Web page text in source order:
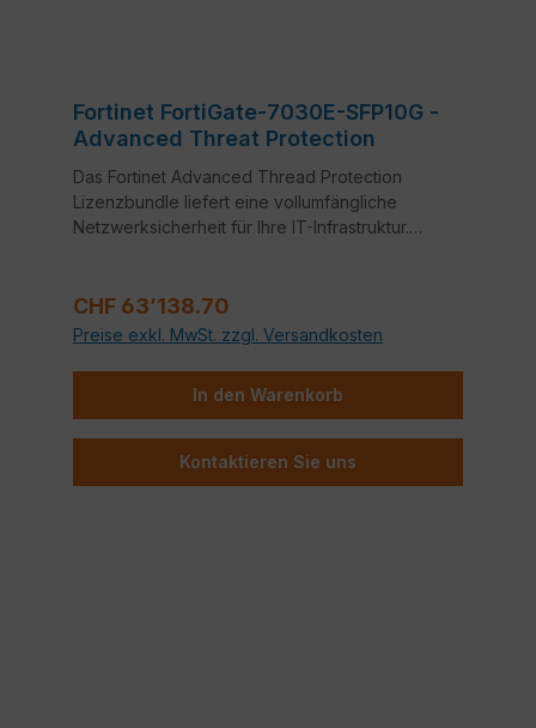
Fortinet FortiGate-7030E-SFP10G -
Advanced Threat Protection
Das Fortinet Advanced Thread Protection
Lizenzbundle liefert eine vollumfängliche
Netzwerksicherheit für Ihre IT-Infrastruktur.
Intrusion Prevention System (IPS) und Anti-Virus.
Regulärer Preis:
CHF 63’138.70
Preise exkl. MwSt. zzgl. Versandkosten
In den Warenkorb
Kontaktieren Sie uns